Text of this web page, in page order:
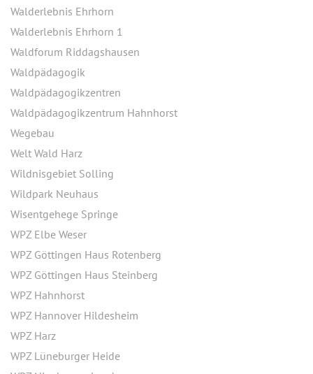
Walderlebnis Ehrhorn
Walderlebnis Ehrhorn 1
Waldforum Riddagshausen
Waldpädagogik
Waldpädagogikzentren
Waldpädagogikzentrum Hahnhorst
Wegebau
Welt Wald Harz
Wildnisgebiet Solling
Wildpark Neuhaus
Wisentgehege Springe
WPZ Elbe Weser
WPZ Göttingen Haus Rotenberg
WPZ Göttingen Haus Steinberg
WPZ Hahnhorst
WPZ Hannover Hildesheim
WPZ Harz
WPZ Lüneburger Heide